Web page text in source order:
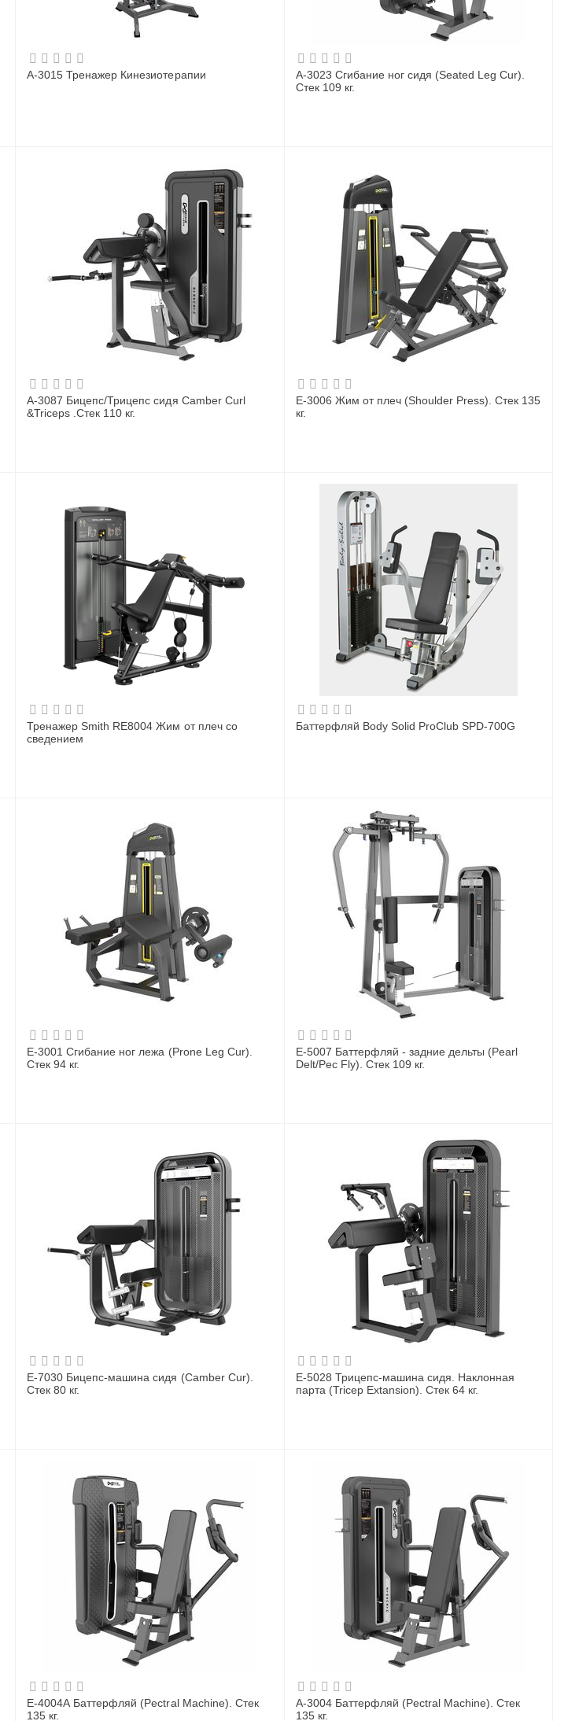
A-3015 Тренажер Кинезиотерапии
A-3023 Сгибание ног сидя (Seated Leg Cur).
Стек 109 кг.
A-3087 Бицепс/Трицепс сидя Camber Curl
&Triceps .Стек 110 кг.
E-3006 Жим от плеч (Shoulder Press). Стек 135
кг.
Тренажер Smith RE8004 Жим от плеч со
сведением
Баттерфляй Body Solid ProClub SPD-700G
E-3001 Сгибание ног лежа (Prone Leg Cur).
Стек 94 кг.
E-5007 Баттерфляй - задние дельты (Pearl
Delt/Pec Fly). Стек 109 кг.
E-7030 Бицепс-машина сидя (Camber Cur).
Стек 80 кг.
E-5028 Трицепс-машина сидя. Наклонная
парта (Tricep Extansion). Стек 64 кг.
E-4004A Баттерфляй (Pectral Machine). Стек
135 кг.
A-3004 Баттерфляй (Pectral Machine). Стек
135 кг.